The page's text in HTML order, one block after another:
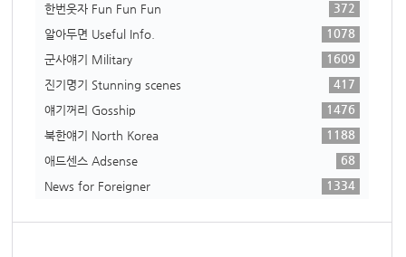
한번웃자 Fun Fun Fun
372
알아두면 Useful Info.
1078
군사얘기 Military
1609
진기명기 Stunning scenes
417
얘기꺼리 Gosship
1476
북한얘기 North Korea
1188
애드센스 Adsense
68
News for Foreigner
1334